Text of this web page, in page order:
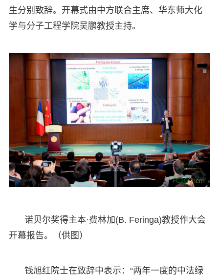
生分别致辞。开幕式由中方联合主席、华东师大化
学与分子工程学院吴鹏教授主持。
诺贝尔奖得主本·费林加(B. Feringa)教授作大会
开幕报告。（供图）
钱旭红院士在致辞中表示：“两年一度的中法绿